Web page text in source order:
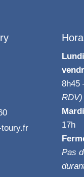
8h45
RDV)
17h
Pas